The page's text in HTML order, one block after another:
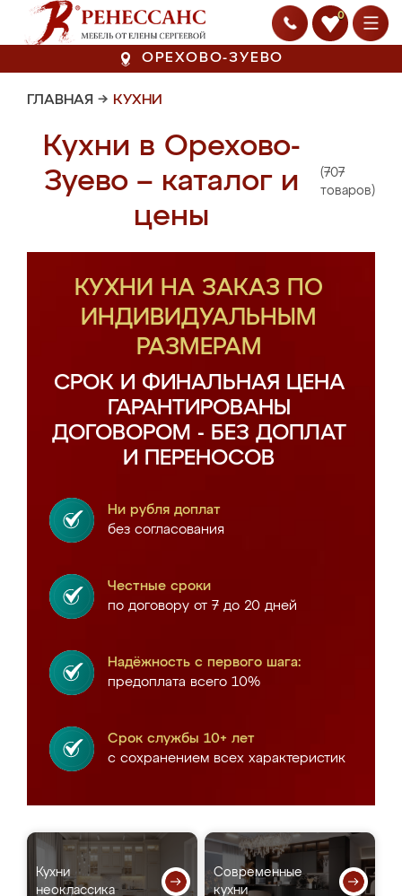
0
ОРЕХОВО-ЗУЕВО
ГЛАВНАЯ → КУХНИ
Кухни в Орехово-
Зуево – каталог и
цены
(707
товаров)
КУХНИ НА ЗАКАЗ ПО
ИНДИВИДУАЛЬНЫМ
РАЗМЕРАМ
СРОК И ФИНАЛЬНАЯ ЦЕНА
ГАРАНТИРОВАНЫ
ДОГОВОРОМ - БЕЗ ДОПЛАТ
И ПЕРЕНОСОВ
Ни рубля доплат
без согласования
Честные сроки
по договору от 7 до 20 дней
Надёжность с первого шага:
предоплата всего 10%
Срок службы 10+ лет
с сохранением всех характеристик
Кухни
неоклассика
Современные
кухни